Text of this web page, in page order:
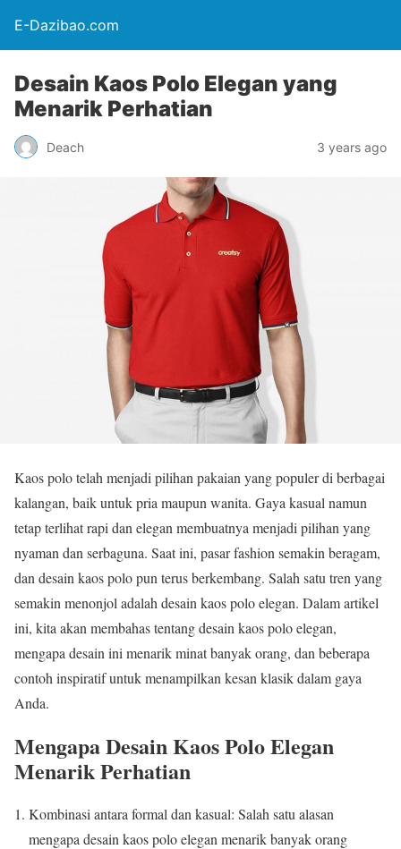
E-Dazibao.com
Desain Kaos Polo Elegan yang
Menarik Perhatian
Deach 3 years ago
Kaos polo telah menjadi pilihan pakaian yang populer di berbagai
kalangan, baik untuk pria maupun wanita. Gaya kasual namun
tetap terlihat rapi dan elegan membuatnya menjadi pilihan yang
nyaman dan serbaguna. Saat ini, pasar fashion semakin beragam,
dan desain kaos polo pun terus berkembang. Salah satu tren yang
semakin menonjol adalah desain kaos polo elegan. Dalam artikel
ini, kita akan membahas tentang desain kaos polo elegan,
mengapa desain ini menarik minat banyak orang, dan beberapa
contoh inspiratif untuk menampilkan kesan klasik dalam gaya
Anda.
Mengapa Desain Kaos Polo Elegan
Menarik Perhatian
Kombinasi antara formal dan kasual: Salah satu alasan
mengapa desain kaos polo elegan menarik banyak orang